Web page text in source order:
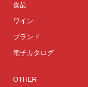
食品
ワイン
ブランド
電子カタログ
OTHER